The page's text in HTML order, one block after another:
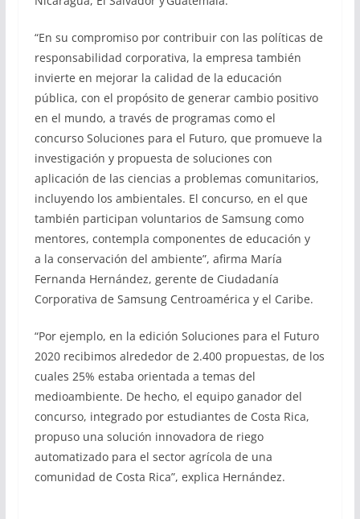
“En su compromiso por contribuir con las políticas de
responsabilidad corporativa, la empresa también
invierte en mejorar la calidad de la educación
pública, con el propósito de generar cambio positivo
en el mundo, a través de programas como el
concurso Soluciones para el Futuro, que promueve la
investigación y propuesta de soluciones con
aplicación de las ciencias a problemas comunitarios,
incluyendo los ambientales. El concurso, en el que
también participan voluntarios de Samsung como
mentores, contempla componentes de educación y
a la conservación del ambiente”, afirma María
Fernanda Hernández, gerente de Ciudadanía
Corporativa de Samsung Centroamérica y el Caribe.
“Por ejemplo, en la edición Soluciones para el Futuro
2020 recibimos alrededor de 2.400 propuestas, de los
cuales 25% estaba orientada a temas del
medioambiente. De hecho, el equipo ganador del
concurso, integrado por estudiantes de Costa Rica,
propuso una solución innovadora de riego
automatizado para el sector agrícola de una
comunidad de Costa Rica”, explica Hernández.